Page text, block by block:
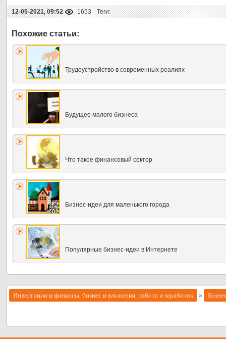
12-05-2021, 09:52 1653 Теги:
Трудоустройство в современных реалиях
Будущее малого бизнеса
Что такое финансовый сектор
Бизнес-идеи для маленького города
Популярные бизнес-идеи в Интернете
Инвестиции и финансы, бизнес и вложения, работа и заработок »